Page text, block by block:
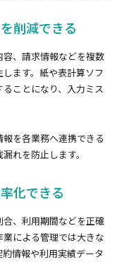
削減できる
、請求情報などを複数
ます。紙や表計算ソフ
ことになり、入力ミス
を各業務へ連携できる
れを防止します。
化できる
、利用期間などを正確
による管理では大きな
情報や利用実績データ